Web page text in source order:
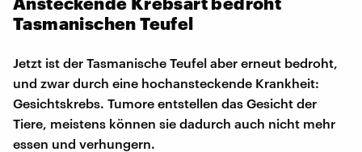
Tasmanischen Teufel
Jetzt ist der Tasmanische Teufel aber erneut bedroht,
und zwar durch eine hochansteckende Krankheit:
Gesichtskrebs. Tumore entstellen das Gesicht der
Tiere, meistens können sie dadurch auch nicht mehr
essen und verhungern.